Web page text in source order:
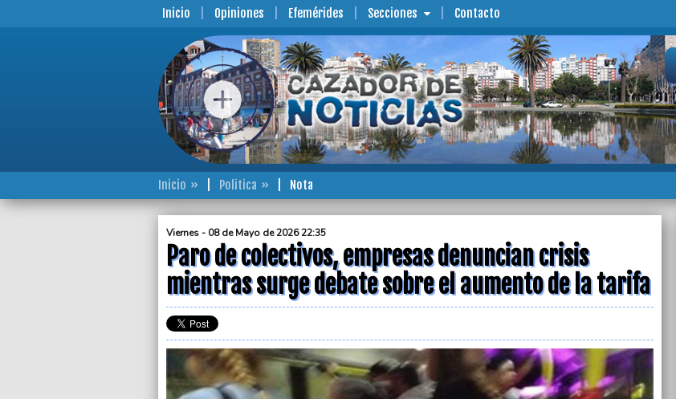
Inicio Opiniones Efemérides Secciones Contacto
Inicio Politica Nota
Viernes - 08 de Mayo de 2026 22:35
Paro de colectivos, empresas denuncian crisis
mientras surge debate sobre el aumento de la tarifa